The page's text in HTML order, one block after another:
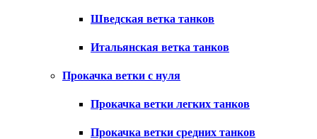
Шведская ветка танков
Итальянская ветка танков
Прокачка ветки с нуля
Прокачка ветки легких танков
Прокачка ветки средних танков